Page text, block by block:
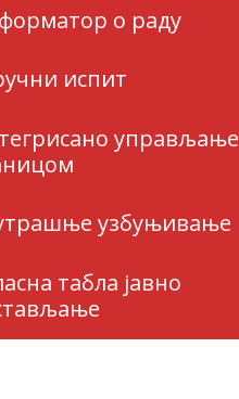
о раду
испит
управљање
узбуњивање
табла јавно